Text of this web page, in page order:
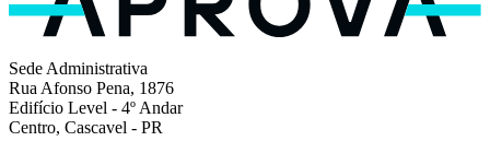
Sede Administrativa
Rua Afonso Pena, 1876
Edifício Level - 4º Andar
Centro, Cascavel - PR